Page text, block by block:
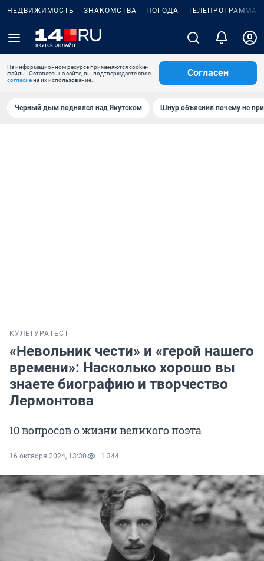
НЕДВИЖИМОСТЬ ЗНАКОМСТВА ПОГОДА ТЕЛЕПРОГРАММА
На информационном ресурсе применяются cookie-
файлы. Оставаясь на сайте, вы подтверждаете свое
согласиена их использование.
Согласен
Черный дым поднялся над Якутском Шнур объяснил почему не
КУЛЬТУРАТЕСТ
«Невольник чести» и «герой нашего
времени»: Насколько хорошо вы
знаете биографию и творчество
Лермонтова
10 вопросов о жизни великого поэта
16 октября 2024, 13:30 1 344